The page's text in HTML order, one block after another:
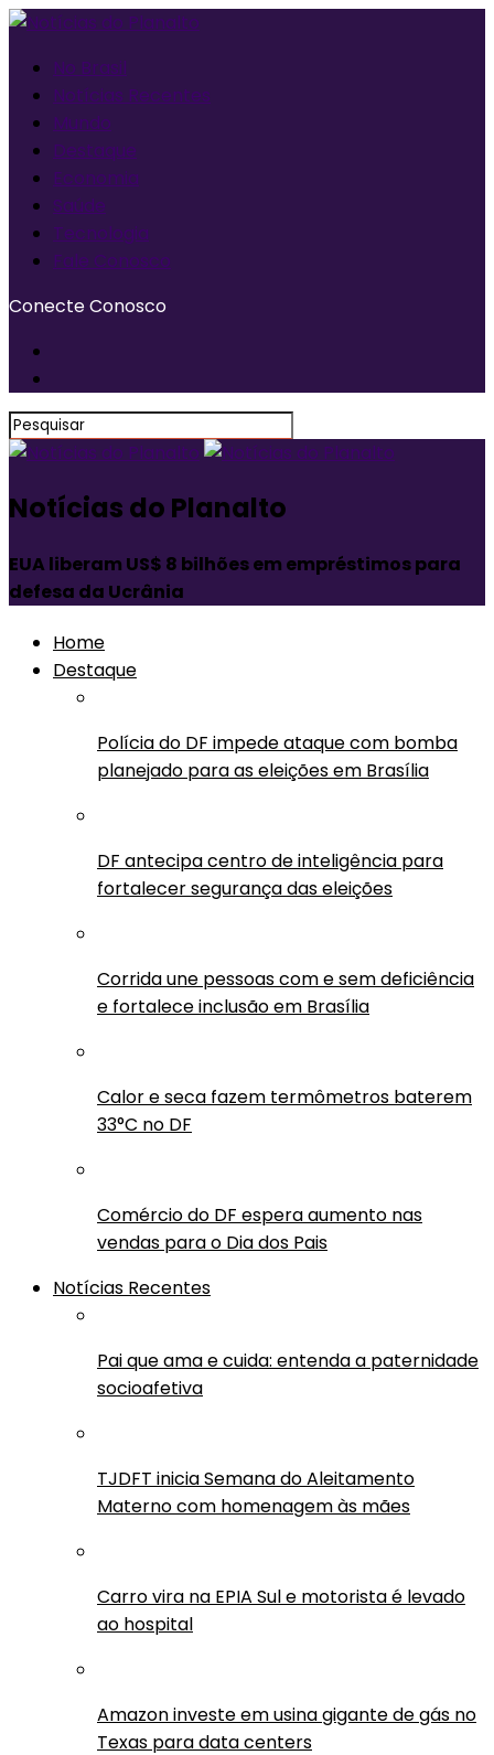
No Brasil
Notícias Recentes
Mundo
Destaque
Economia
Saúde
Tecnologia
Fale Conosco
Conecte Conosco
Notícias do Planalto
EUA liberam US$ 8 bilhões em empréstimos para
defesa da Ucrânia
Home
Destaque
Polícia do DF impede ataque com bomba
planejado para as eleições em Brasília
DF antecipa centro de inteligência para
fortalecer segurança das eleições
Corrida une pessoas com e sem deficiência
e fortalece inclusão em Brasília
Calor e seca fazem termômetros baterem
33°C no DF
Comércio do DF espera aumento nas
vendas para o Dia dos Pais
Notícias Recentes
Pai que ama e cuida: entenda a paternidade
socioafetiva
TJDFT inicia Semana do Aleitamento
Materno com homenagem às mães
Carro vira na EPIA Sul e motorista é levado
ao hospital
Amazon investe em usina gigante de gás no
Texas para data centers